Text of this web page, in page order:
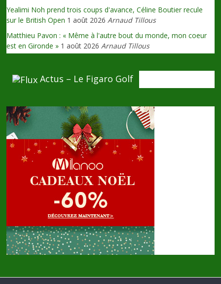
Yealimi Noh prend trois coups d'avance, Céline Boutier recule
sur le British Open 1 août 2026 Arnaud Tillous
Matthieu Pavon : « Même à l'autre bout du monde, mon coeur
est en Gironde » 1 août 2026 Arnaud Tillous
Actus – Le Figaro Golf